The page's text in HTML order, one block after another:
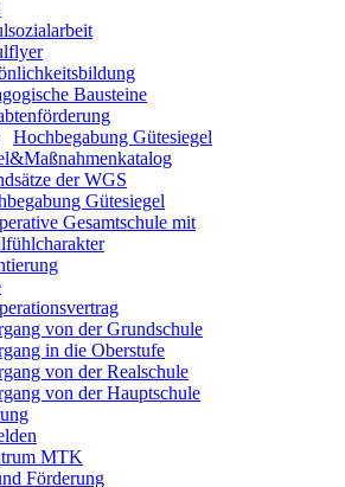
Bausteine
Hochbegabung Gütesiegel
der WGS
Gütesiegel
Gesamtschule mit
von der Grundschule
in die Oberstufe
von der Realschule
von der Hauptschule
MTK
Förderung